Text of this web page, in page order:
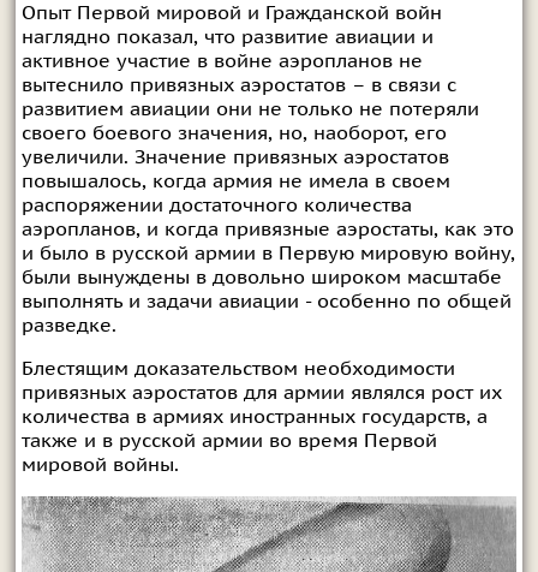
Опыт Первой мировой и Гражданской войн
наглядно показал, что развитие авиации и
активное участие в войне аэропланов не
вытеснило привязных аэростатов – в связи с
развитием авиации они не только не потеряли
своего боевого значения, но, наоборот, его
увеличили. Значение привязных аэростатов
повышалось, когда армия не имела в своем
распоряжении достаточного количества
аэропланов, и когда привязные аэростаты, как это
и было в русской армии в Первую мировую войну,
были вынуждены в довольно широком масштабе
выполнять и задачи авиации - особенно по общей
разведке.
Блестящим доказательством необходимости
привязных аэростатов для армии являлся рост их
количества в армиях иностранных государств, а
также и в русской армии во время Первой
мировой войны.